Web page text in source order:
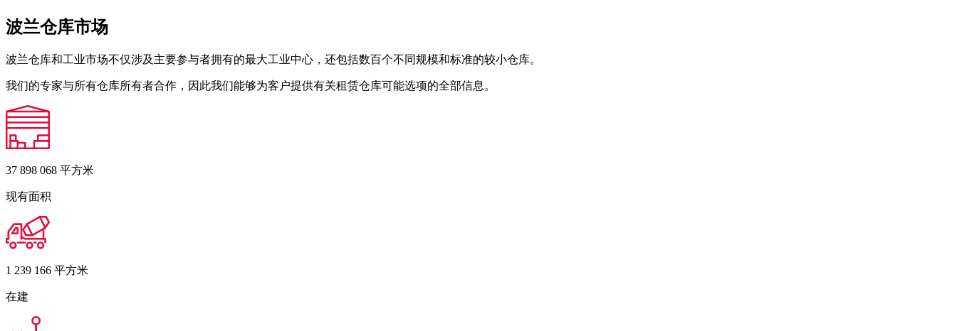
波兰仓库市场
波兰仓库和工业市场不仅涉及主要参与者拥有的最大工业中心，还包括数百个不同规模和标准的较小仓库。
我们的专家与所有仓库所有者合作，因此我们能够为客户提供有关租赁仓库可能选项的全部信息。
37 898 068 平方米
现有面积
1 239 166 平方米
在建